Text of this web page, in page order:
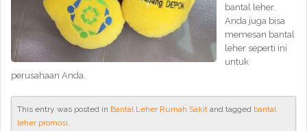
bantal leher.
Anda juga bisa
memesan bantal
leher seperti ini
untuk
perusahaan Anda.
This entry was posted in Bantal Leher Rumah Sakit and tagged bantal
leher promosi.